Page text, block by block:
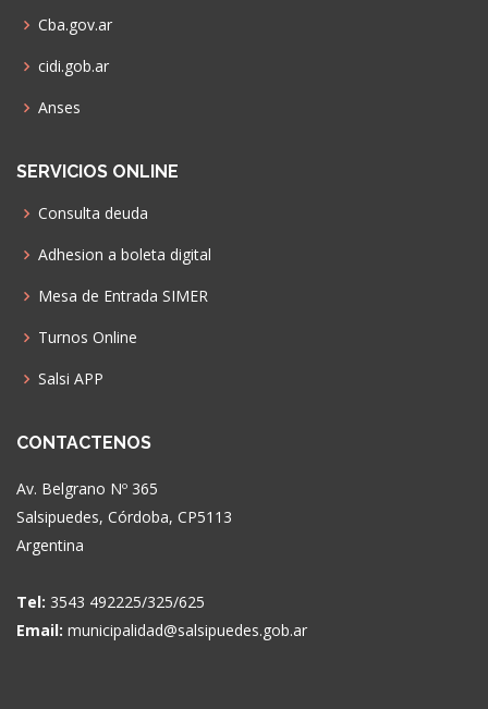
Cba.gov.ar
cidi.gob.ar
Anses
SERVICIOS ONLINE
Consulta deuda
Adhesion a boleta digital
Mesa de Entrada SIMER
Turnos Online
Salsi APP
CONTACTENOS
Av. Belgrano Nº 365
Salsipuedes, Córdoba, CP5113
Argentina
Tel: 3543 492225/325/625
Email: municipalidad@salsipuedes.gob.ar